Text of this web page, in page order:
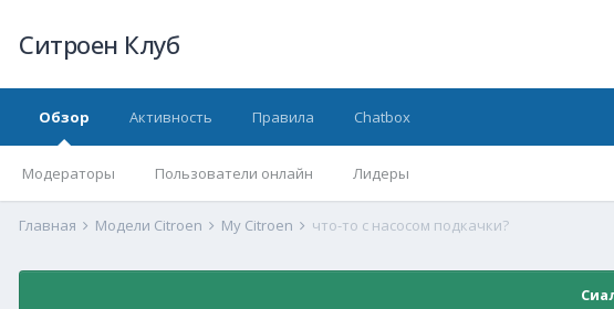
Ситроен Клуб
Обзор
Модераторы Пользователи онлайн Лидеры
Активность Правила Chatbox
Главная Модели Citroen My Citroen что-то с насосом подкачки?